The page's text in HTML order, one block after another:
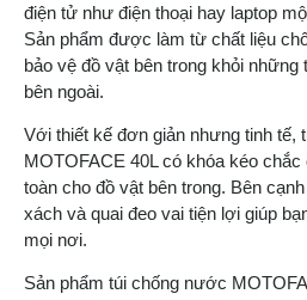
điện tử như điện thoại hay laptop
Sản phẩm được làm từ chất liệu
bảo vệ đồ vật bên trong khỏi
bên ngoài.
Với thiết kế đơn giản nhưng tinh tế,
MOTOFACE 40L có khóa kéo
toàn cho đồ vật bên trong. Bên
xách và quai đeo vai tiện lợi giúp
mọi nơi.
Sản phẩm túi chống nước